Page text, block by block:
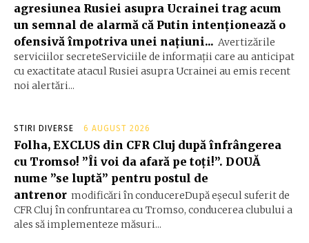
agresiunea Rusiei asupra Ucrainei trag acum
un semnal de alarmă că Putin intenționează o
ofensivă împotriva unei națiuni... Avertizările
serviciilor secreteServiciile de informații care au anticipat
cu exactitate atacul Rusiei asupra Ucrainei au emis recent
noi alertări...
STIRI DIVERSE 6 AUGUST 2026
Folha, EXCLUS din CFR Cluj după înfrângerea
cu Tromso! ”Îi voi da afară pe toți!”. DOUĂ
nume ”se luptă” pentru postul de
antrenor modificări în conducereDupă eșecul suferit de
CFR Cluj în confruntarea cu Tromso, conducerea clubului a
ales să implementeze măsuri...